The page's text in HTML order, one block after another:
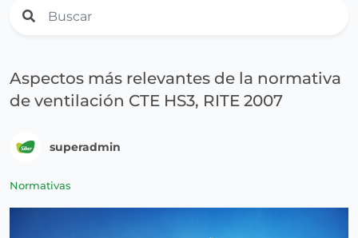
Aspectos más relevantes de la normativa
de ventilación CTE HS3, RITE 2007
superadmin
Normativas